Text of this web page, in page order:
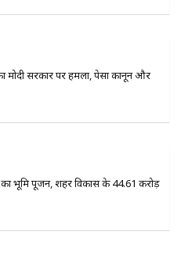
मोदी सरकार पर हमला, पेसा कानून और
का भूमि पूजन, शहर विकास के 44.61 करोड़